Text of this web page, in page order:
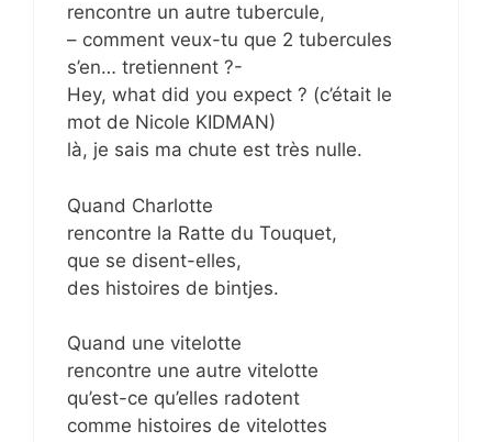
rencontre un autre tubercule,
– comment veux-tu que 2 tubercules
s’en… tretiennent ?-
Hey, what did you expect ? (c’était le
mot de Nicole KIDMAN)
là, je sais ma chute est très nulle.
Quand Charlotte
rencontre la Ratte du Touquet,
que se disent-elles,
des histoires de bintjes.
Quand une vitelotte
rencontre une autre vitelotte
qu’est-ce qu’elles radotent
comme histoires de vitelottes